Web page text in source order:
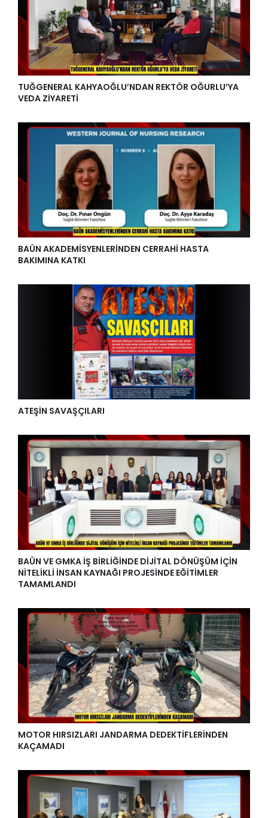
TUĞGENERAL KAHYAOĞLU’NDAN REKTÖR OĞURLU’YA
VEDA ZİYARETİ
BAÜN AKADEMİSYENLERİNDEN CERRAHİ HASTA
BAKIMINA KATKI
ATEŞİN SAVAŞÇILARI
BAÜN VE GMKA İŞ BİRLİĞİNDE DİJİTAL DÖNÜŞÜM İÇİN
NİTELİKLİ İNSAN KAYNAĞI PROJESİNDE EĞİTİMLER
TAMAMLANDI
MOTOR HIRSIZLARI JANDARMA DEDEKTİFLERİNDEN
KAÇAMADI